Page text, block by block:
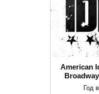
American
Год